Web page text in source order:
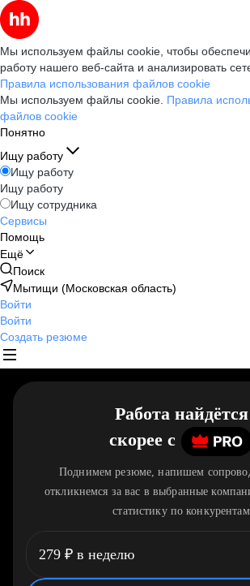
Мы используем файлы cookie, чтобы
работу нашего веб-сайта и анализировать
Правила использования файлов cookie
Мы используем файлы cookie. Правила
файлов cookie
Понятно
Ищу работу
Ищу работу
Ищу работу
Ищу сотрудника
Сервисы
Помощь
Ещё
Поиск
Мытищи (Московская область)
Войти
Войти
Создать резюме
Работа найдётся
скорее c
Поднимем резюме, напишем
откликнемся за вас в выбранные
статистику по конкурентам
279 ₽ в неделю